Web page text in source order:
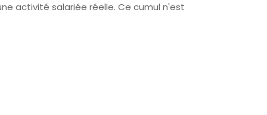
activité salariée réelle. Ce cumul n'est